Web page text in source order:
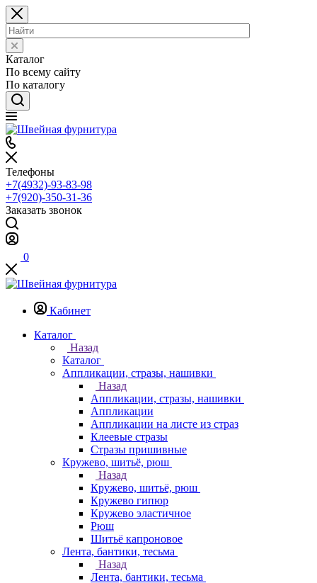
Каталог
По всему сайту
По каталогу
Телефоны
+7(4932)-93-83-98
+7(920)-350-31-36
Заказать звонок
0
Кабинет
Каталог
Назад
Каталог
Аппликации, стразы, нашивки
Назад
Аппликации, стразы, нашивки
Аппликации
Аппликации на листе из страз
Клеевые стразы
Стразы пришивные
Кружево, шитьё, рюш
Назад
Кружево, шитьё, рюш
Кружево гипюр
Кружево эластичное
Рюш
Шитьё капроновое
Лента, бантики, тесьма
Назад
Лента, бантики, тесьма